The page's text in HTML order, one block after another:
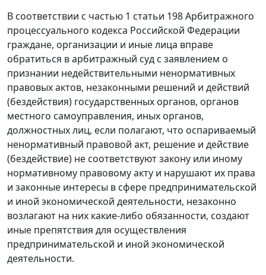
В соответствии с частью 1 статьи 198 Арбитражного
процессуального кодекса Российской Федерации
граждане, организации и иные лица вправе
обратиться в арбитражный суд с заявлением о
признании недействительными ненормативных
правовых актов, незаконными решений и действий
(бездействия) государственных органов, органов
местного самоуправления, иных органов,
должностных лиц, если полагают, что оспариваемый
ненормативный правовой акт, решение и действие
(бездействие) не соответствуют закону или иному
нормативному правовому акту и нарушают их права
и законные интересы в сфере предпринимательской
и иной экономической деятельности, незаконно
возлагают на них какие-либо обязанности, создают
иные препятствия для осуществления
предпринимательской и иной экономической
деятельности.